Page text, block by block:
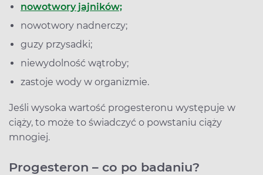
nowotwory jajników;
nowotwory nadnerczy;
guzy przysadki;
niewydolność wątroby;
zastoje wody w organizmie.
Jeśli wysoka wartość progesteronu występuje w
ciąży, to może to świadczyć o powstaniu ciąży
mnogiej.
Progesteron – co po badaniu?